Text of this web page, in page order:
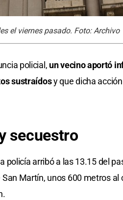
el viernes pasado. Foto: Archivo
policial, un vecino aportó
sustraídosy que dicha
secuestro
policía arribó a las 13.15 del
Martín, unos 600 metros